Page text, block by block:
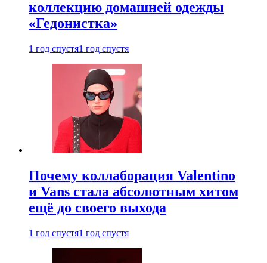
коллекцию домашней одежды
«Гедонистка»
1 год спустя1 год спустя
Почему коллаборация Valentino
и Vans стала абсолютным хитом
ещё до своего выхода
1 год спустя1 год спустя